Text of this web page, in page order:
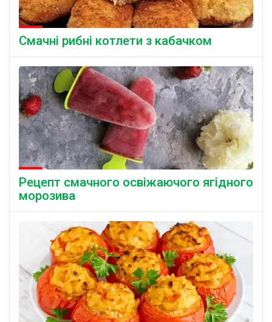
Смачні рибні котлети з кабачком
Рецепт смачного освіжаючого ягідного
морозива